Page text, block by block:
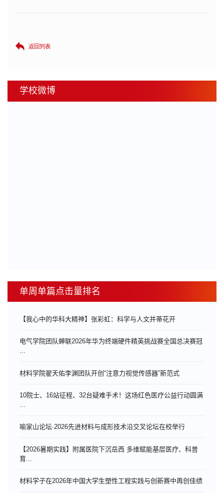
返回列表
学校微博
单周单篇点击量排名
【我心中的华科大精神】张彩虹：科学与人文并蒂花开
电气学院团队蝉联2026年华为终端硬件精英挑战赛全国总决赛冠
...
材料学院翟天佑李渊团队开创“注意力视觉传感器”新范式
10院士、16站征程、32台疑难手术！这场红色医疗公益行动圆满
喻家山论坛·2026先进材料与成形技术沿交叉论坛在校举行
【2026暑期实践】附属医院下沉岳西 多维赋能基层医疗、科普
育...
材料学子在2026年中国大学生塑性工程实践与创新赛中再创佳绩